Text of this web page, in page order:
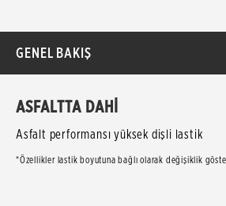
GENEL BAKIŞ
ASFALTTA DAHİ
Asfalt performansı yüksek dişli lastik
*Özellikler lastik boyutuna bağlı olarak değişiklik